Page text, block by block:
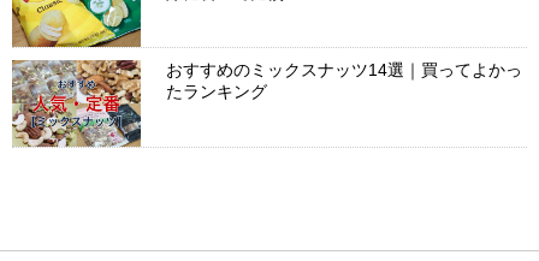
おすすめのミックスナッツ14選｜買ってよかっ
たランキング